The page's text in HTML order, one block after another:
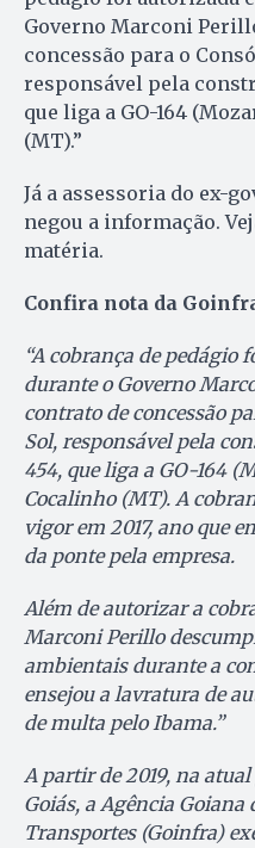
Governo Marconi
concessão para o
responsável pela
que liga a GO-164
(MT).”
Já a assessoria do ex-
negou a informação.
matéria.
Confira nota da
“A cobrança de pedágio
durante o Governo
contrato de concessão
Sol, responsável pela
454, que liga a GO-164
Cocalinho (MT). A
vigor em 2017, ano que
da ponte pela empresa.
Além de autorizar a
Marconi Perillo
ambientais durante a
ensejou a lavratura de
de multa pelo Ibama.”
A partir de 2019, na
Goiás, a Agência
Transportes (Goinfra)